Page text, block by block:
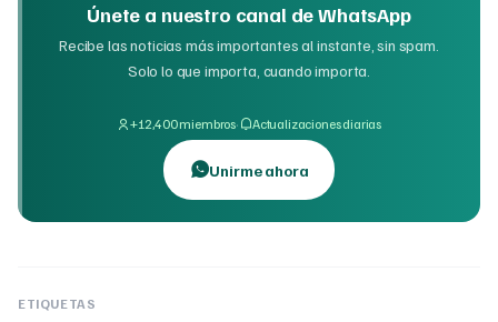
Únete a nuestro canal de WhatsApp
Recibe las noticias más importantes al instante, sin spam.
Solo lo que importa, cuando importa.
+12,400 miembros· Actualizaciones diarias
Unirme ahora
ETIQUETAS